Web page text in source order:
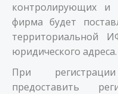
контролирующих и
фирма будет
территориальной
юридического адреса.
При
предоставить